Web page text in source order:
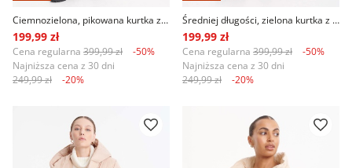
Ciemnozielona, pikowana kurtka z kapturem
199,99 zł
Cena regularna 399,99 zł
-50%
Najniższa cena z 30 dni
249,99 zł
-20%
Średniej długości, zielona kurtka z kapturem
199,99 zł
Cena regularna 399,99 zł
-50%
Najniższa cena z 30 dni
249,99 zł
-20%